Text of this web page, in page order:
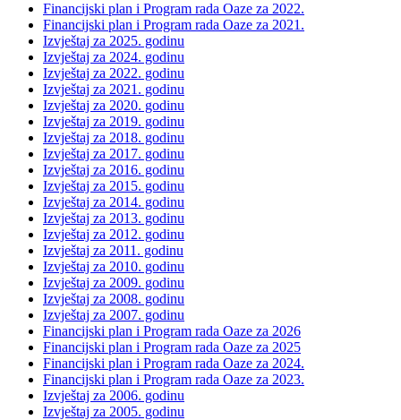
Financijski plan i Program rada Oaze za 2022.
Financijski plan i Program rada Oaze za 2021.
Izvještaj za 2025. godinu
Izvještaj za 2024. godinu
Izvještaj za 2022. godinu
Izvještaj za 2021. godinu
Izvještaj za 2020. godinu
Izvještaj za 2019. godinu
Izvještaj za 2018. godinu
Izvještaj za 2017. godinu
Izvještaj za 2016. godinu
Izvještaj za 2015. godinu
Izvještaj za 2014. godinu
Izvještaj za 2013. godinu
Izvještaj za 2012. godinu
Izvještaj za 2011. godinu
Izvještaj za 2010. godinu
Izvještaj za 2009. godinu
Izvještaj za 2008. godinu
Izvještaj za 2007. godinu
Financijski plan i Program rada Oaze za 2026
Financijski plan i Program rada Oaze za 2025
Financijski plan i Program rada Oaze za 2024.
Financijski plan i Program rada Oaze za 2023.
Izvještaj za 2006. godinu
Izvještaj za 2005. godinu